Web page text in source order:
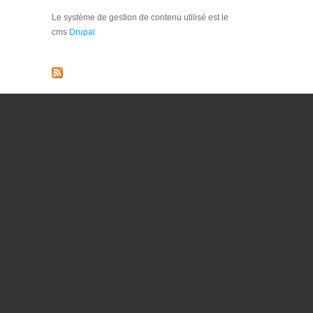
Le système de gestion de contenu utilisé est le
cms Drupal